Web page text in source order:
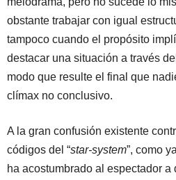
obstante trabajar con igual
tampoco cuando el propósito
destacar una situación a través
modo que resulte el final que
clímax no conclusivo.
A la gran confusión existente
códigos del “star-system”, como
ha acostumbrado al espectador